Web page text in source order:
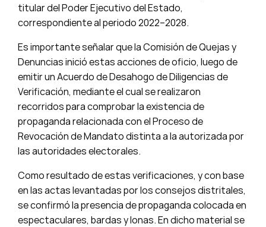
titular del Poder Ejecutivo del Estado,
correspondiente al periodo 2022–2028.
Es importante señalar que la Comisión de Quejas y
Denuncias inició estas acciones de oficio, luego de
emitir un Acuerdo de Desahogo de Diligencias de
Verificación, mediante el cual se realizaron
recorridos para comprobar la existencia de
propaganda relacionada con el Proceso de
Revocación de Mandato distinta a la autorizada por
las autoridades electorales.
Como resultado de estas verificaciones, y con base
en las actas levantadas por los consejos distritales,
se confirmó la presencia de propaganda colocada en
espectaculares, bardas y lonas. En dicho material se